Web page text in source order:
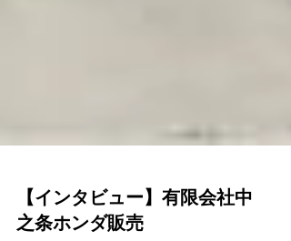
【インタビュー】有限会社中